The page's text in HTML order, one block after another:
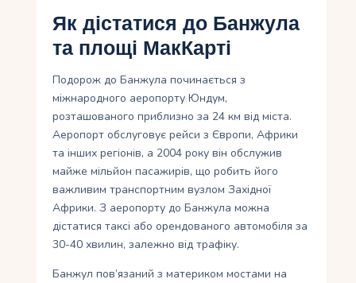
Як дістатися до Банжула
та площі МакКарті
Подорож до Банжула починається з
міжнародного аеропорту Юндум,
розташованого приблизно за 24 км від міста.
Аеропорт обслуговує рейси з Європи, Африки
та інших регіонів, а 2004 року він обслужив
майже мільйон пасажирів, що робить його
важливим транспортним вузлом Західної
Африки. З аеропорту до Банжула можна
дістатися таксі або орендованого автомобіля за
30-40 хвилин, залежно від трафіку.
Банжул пов’язаний з материком мостами на